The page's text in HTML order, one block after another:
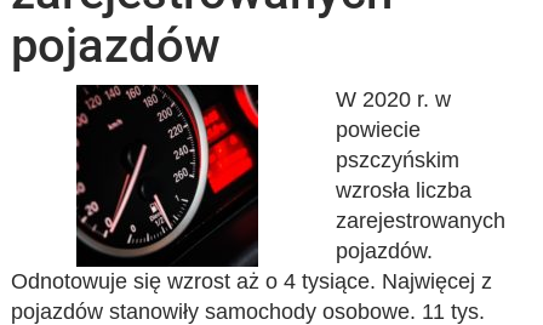
pojazdów
W 2020 r. w
powiecie
pszczyńskim
wzrosła liczba
zarejestrowanych
pojazdów.
Odnotowuje się wzrost aż o 4 tysiące. Najwięcej z
pojazdów stanowiły samochody osobowe. 11 tys.